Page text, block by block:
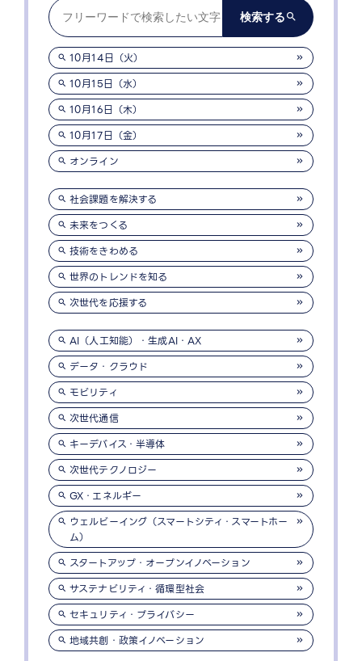
10月14日（火）
10月15日（水）
10月16日（木）
10月17日（金）
オンライン
社会課題を解決する
未来をつくる
技術をきわめる
世界のトレンドを知る
次世代を応援する
AI（人工知能）・生成AI・AX
データ・クラウド
モビリティ
次世代通信
キーデバイス・半導体
次世代テクノロジー
GX・エネルギー
ウェルビーイング（スマートシティ・スマートホー
ム）
スタートアップ・オープンイノベーション
サステナビリティ・循環型社会
セキュリティ・プライバシー
地域共創・政策イノベーション